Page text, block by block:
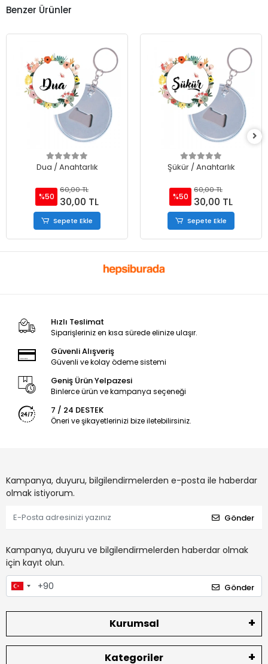
Benzer Ürünler
Dua / Anahtarlık
%50
60,00 TL
30,00 TL
Sepete Ekle
Şükür / Anahtarlık
%50
60,00 TL
30,00 TL
Sepete Ekle
Hızlı Teslimat
Siparişleriniz en kısa sürede elinize ulaşır.
Güvenli Alışveriş
Güvenli ve kolay ödeme sistemi
Geniş Ürün Yelpazesi
Binlerce ürün ve kampanya seçeneği
7 / 24 DESTEK
Öneri ve şikayetlerinizi bize iletebilirsiniz.
Kampanya, duyuru, bilgilendirmelerden e-posta ile haberdar
olmak istiyorum.
Gönder
Kampanya, duyuru ve bilgilendirmelerden haberdar olmak
için kayıt olun.
Gönder
Kurumsal
Kategoriler